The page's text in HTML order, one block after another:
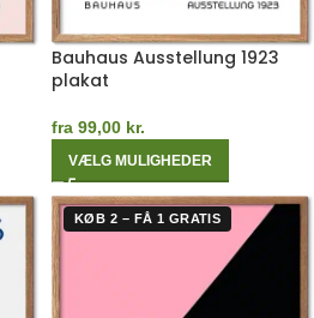
Bauhaus Ausstellung 1923
plakat
fra 99,00 kr.
VÆLG MULIGHEDER
KØB 2 – FÅ 1 GRATIS